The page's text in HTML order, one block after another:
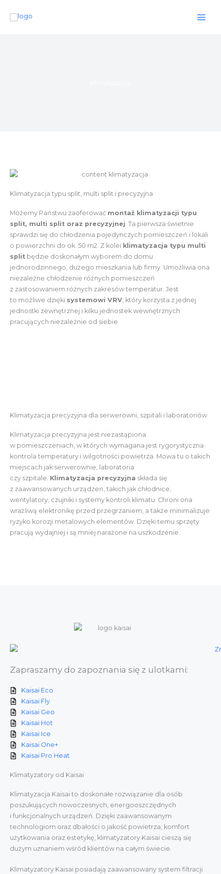
Klimatyzacja typu split, multi split i precyzyjna
Możemy Państwu zaoferować montaż klimatyzacji typu
split, multi split oraz precyzyjnej . Ta pierwsza świetnie
sprawdzi się do chłodzenia pojedynczych pomieszczeń i lokali
o powierzchni do ok. 50 m2. Z kolei klimatyzacja typu multi
split będzie doskonałym wyborem do domu
jednorodzinnego, dużego mieszkania lub firmy. Umożliwia ona
niezależne chłodzenie różnych pomieszczeń
z zastosowaniem różnych zakresów temperatur. Jest
to możliwe dzięki systemowi VRV , który korzysta z jednej
jednostki zewnętrznej i kilku jednostek wewnętrznych
pracujących niezależnie od siebie.
Klimatyzacja precyzyjna dla serwerowni, szpitali i laboratoriów
Klimatyzacja precyzyjna jest niezastąpiona
w pomieszczeniach, w których wymagana jest rygorystyczna
kontrola temperatury i wilgotności powietrza. Mowa tu o takich
miejscach jak serwerownie, laboratoria
czy szpitale. Klimatyzacja precyzyjna składa się
z zaawansowanych urządzeń, takich jak chłodnice,
wentylatory, czujniki i systemy kontroli klimatu. Chroni ona
wrażliwą elektronikę przed przegrzaniem, a także minimalizuje
ryzyko korozji metalowych elementów. Dzięki temu sprzęty
pracują wydajniej i są mniej narażone na uszkodzenie.
Klimatyzatory od Kaisai
Klimatyzacja Kaisai to doskonałe rozwiązanie dla osób
poszukujących nowoczesnych, energooszczędnych
i funkcjonalnych urządzeń. Dzięki zaawansowanym
technologiom oraz dbałości o jakość powietrza, komfort
użytkowania oraz estetykę, klimatyzatory Kaisai cieszą się
dużym uznaniem wśród klientów na całym świecie.
Klimatyzatory Kaisai posiadają zaawansowany system filtracji
Zapraszamy do zapoznania się z ulotkami:
Kaisai Eco
Kaisai Fly
Kaisai Geo
Kaisai Hot
Kaisai Ice
Kaisai One+
Kaisai Pro Heat